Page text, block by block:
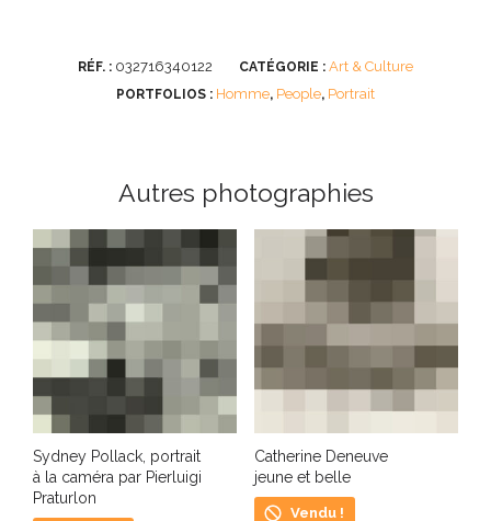
RÉF. : 032716340122 CATÉGORIE : Art & Culture
PORTFOLIOS : Homme, People, Portrait
Autres photographies
Sydney Pollack, portrait
à la caméra par Pierluigi
Praturlon
Catherine Deneuve
jeune et belle
Vendu !